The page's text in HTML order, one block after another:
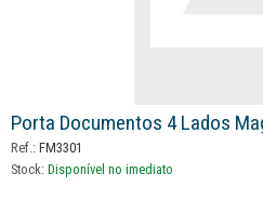
Porta Documentos 4 Lados
Ref.: FM3301
Stock: Disponível no imediato